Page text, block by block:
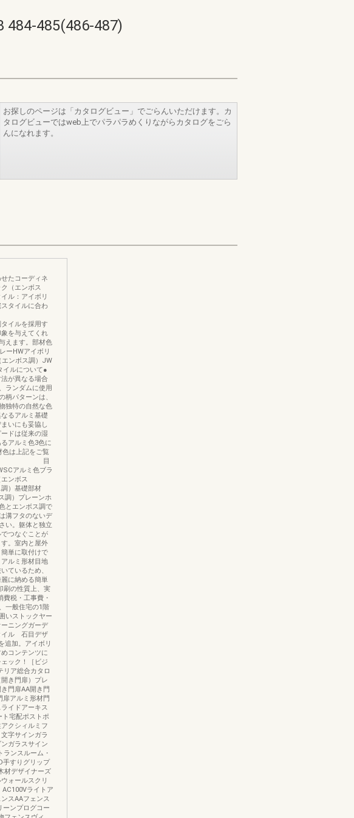
485(486-487)
お探しのページは「カタログビュー」でごらんいただけます。カ
タログビューではweb上でパラパラめくりながらカタログをごら
んになれます。
たコーディネ
（エンボス
ル：アイボリ
タイルに合わ
イルを採用す
を与えてくれ
えます。部材色
ーHWアイボリ
エンボス調）JW
イルについて●
が異なる場合
ランダムに使用
柄パターンは、
独特の自然な色
るアルミ基礎
いにも妥協し
ドは従来の湿
アルミ色3色に
色は上記をご覧
色） 目
アルミ色ブラ
ンボス
礎部材
調）プレーンホ
とエンボス調で
溝フタのないデ
い。躯体と独立
つなぐことが
。室内と屋外
単に取付けで
ルミ形材目地
ているため、
に納める簡単
刷の性質上、実
費税・工事費・
一般住宅の1階
いストックヤー
ニングガーデ
イル 石目デザ
追加。アイボリ
コンテンツに
ック！［ビジ
リア総合カタロ
き門扉）プレ
門扉AA開き門
扉アルミ形材門
イドアーキス
ト宅配ポストポ
クシィルミフ
字サインガラ
ガラスサイン
ンスルーム・
手すりグリップ
材デザイナーズ
ォールスクリ
ライトア
スAAフェンス
ーンプログコー